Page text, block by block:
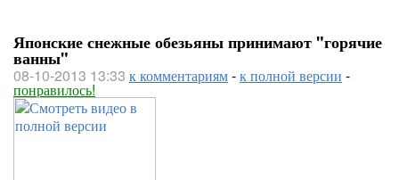
Японские снежные обезьяны принимают "горячие
ванны"
08-10-2013 13:33 к комментариям-к полной версии -
понравилось!